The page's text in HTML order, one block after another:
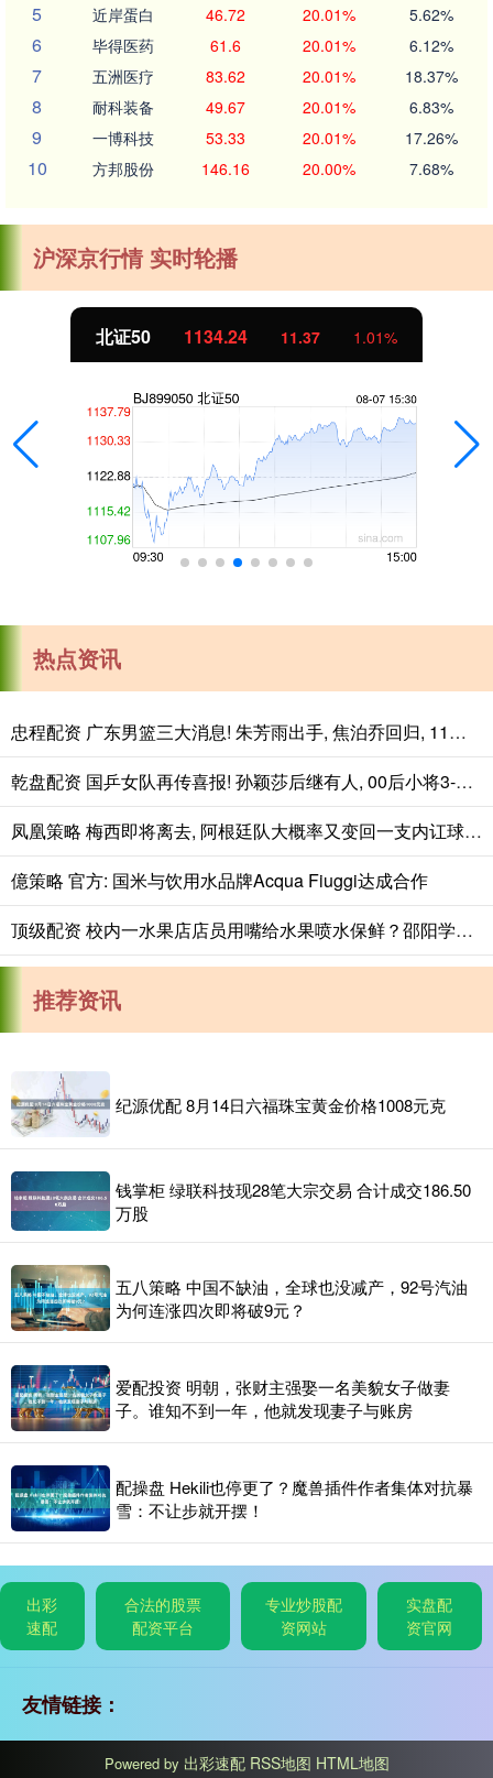
5 近岸蛋白 46.72 20.01% 5.62%
6 毕得医药 61.6 20.01% 6.12%
7 五洲医疗 83.62 20.01% 18.37%
8 耐科装备 49.67 20.01% 6.83%
9 一博科技 53.33 20.01% 17.26%
10 方邦股份 146.16 20.00% 7.68%
沪深京行情 实时轮播
北证50 1134.24 11.37 1.01%
热点资讯
忠程配资 广东男篮三大消息! 朱芳雨出手, 焦泊乔回归, 11冠豪门重启
乾盘配资 国乒女队再传喜报! 孙颖莎后继有人, 00后小将3-0横扫 &quot;战无不胜&quot;
凤凰策略 梅西即将离去, 阿根廷队大概率又变回一支内讧球队, 并进入低谷
億策略 官方: 国米与饮用水品牌Acqua Fiuggi达成合作
顶级配资 校内一水果店店员用嘴给水果喷水保鲜？邵阳学院：暂停一切经营活动
推荐资讯
纪源优配 8月14日六福珠宝黄金价格1008元克
钱掌柜 绿联科技现28笔大宗交易 合计成交186.50
万股
五八策略 中国不缺油，全球也没减产，92号汽油
为何连涨四次即将破9元？
爱配投资 明朝，张财主强娶一名美貌女子做妻
子。谁知不到一年，他就发现妻子与账房
配操盘 Hekili也停更了？魔兽插件作者集体对抗暴
雪：不让步就开摆！
出彩
速配
合法的股票
配资平台
专业炒股配
资网站
实盘配
资官网
友情链接：
Powered by 出彩速配 RSS地图 HTML地图